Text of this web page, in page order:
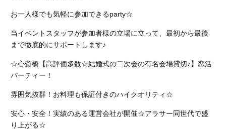
お一人様でも気軽に参加できるparty☆
当イベントスタッフが参加者様の立場に立って、最初から最後
まで徹底的にサポートします♪
☆心斎橋【高評価多数☆結婚式の二次会の有名会場貸切♪】恋活
パーティー！
雰囲気抜群！お料理も保証付きのハイクオリティ☆
安心・安全！実績のある運営会社が開催☆アラサー同世代で盛
り上がる☆